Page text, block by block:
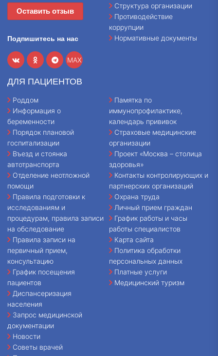
Оставить отзыв
Подпишитесь на нас
MAX
Структура организации
Противодействие
коррупции
Нормативные документы
ДЛЯ ПАЦИЕНТОВ
Роддом
Информация о
беременности
Порядок плановой
госпитализации
Въезд и стоянка
автотранспорта
Отделение неотложной
помощи
Правила подготовки к
исследованиям и
процедурам, правила записи
на обследование
Правила записи на
первичный прием,
консультацию
График посещения
пациентов
Диспансеризация
населения
Запрос медицинской
документации
Новости
Советы врачей
Памятка по
иммунопрофилактике,
календарь прививок
Страховые медицинские
организации
Проект «Москва – столица
здоровья»
Контакты контролирующих и
партнерских организаций
Охрана труда
Личный прием граждан
График работы и часы
работы специалистов
Карта сайта
Политика обработки
персональных данных
Платные услуги
Медицинский туризм